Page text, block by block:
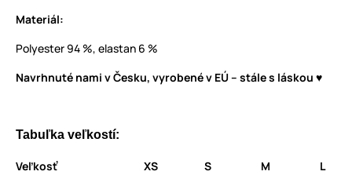
Materiál:
Polyester 94 %, elastan 6 %
Navrhnuté nami v Česku, vyrobené v EÚ – stále s láskou ♥
Tabuľka veľkostí:
Veľkosť XS S M
L